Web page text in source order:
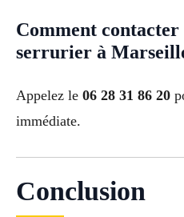
Comment
serrurier à
Appelez le 06 28 31 86 20
immédiate.
Conclusion